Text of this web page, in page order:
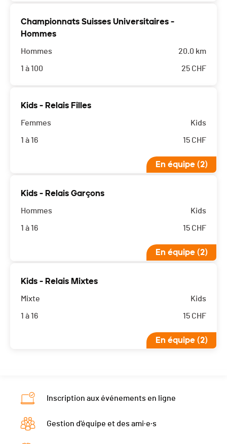
Championnats Suisses Universitaires -
Hommes
Hommes
1 à 100
20.0 km
25 CHF
Kids - Relais Filles
Femmes
1 à 16
Kids
15 CHF
En équipe (2)
Kids - Relais Garçons
Hommes
1 à 16
Kids
15 CHF
En équipe (2)
Kids - Relais Mixtes
Mixte
1 à 16
Kids
15 CHF
En équipe (2)
Inscription aux événements en ligne
Gestion d'équipe et des ami·e·s